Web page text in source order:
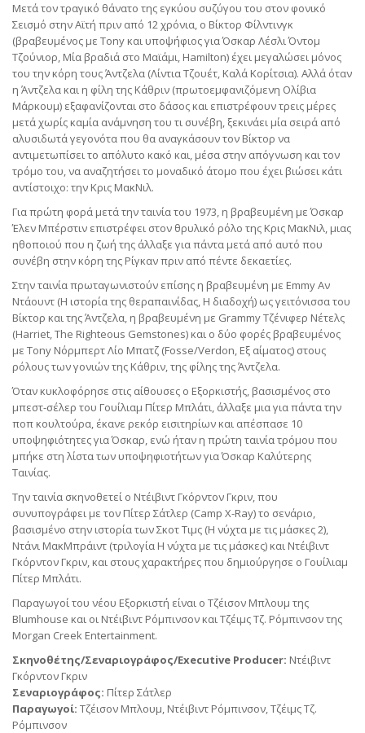
Μετά τον τραγικό θάνατο της εγκύου συζύγου του στον φονικό
Σεισμό στην Αϊτή πριν από 12 χρόνια, ο Βίκτορ Φίλντινγκ
(βραβευμένος με Tony και υποψήφιος για Όσκαρ Λέσλι Όντομ
Τζούνιορ, Μία βραδιά στο Μαϊάμι, Hamilton) έχει μεγαλώσει μόνος
του την κόρη τους Άντζελα (Λίντια Τζουέτ, Καλά Κορίτσια). Αλλά όταν
η Άντζελα και η φίλη της Κάθριν (πρωτοεμφανιζόμενη Ολίβια
Μάρκουμ) εξαφανίζονται στο δάσος και επιστρέφουν τρεις μέρες
μετά χωρίς καμία ανάμνηση του τι συνέβη, ξεκινάει μία σειρά από
αλυσιδωτά γεγονότα που θα αναγκάσουν τον Βίκτορ να
αντιμετωπίσει το απόλυτο κακό και, μέσα στην απόγνωση και τον
τρόμο του, να αναζητήσει το μοναδικό άτομο που έχει βιώσει κάτι
αντίστοιχο: την Κρις ΜακΝιλ.
Για πρώτη φορά μετά την ταινία του 1973, η βραβευμένη με Όσκαρ
Έλεν Μπέρστιν επιστρέφει στον θρυλικό ρόλο της Κρις ΜακΝιλ, μιας
ηθοποιού που η ζωή της άλλαξε για πάντα μετά από αυτό που
συνέβη στην κόρη της Ρίγκαν πριν από πέντε δεκαετίες.
Στην ταινία πρωταγωνιστούν επίσης η βραβευμένη με Emmy Αν
Ντάουντ (Η ιστορία της θεραπαινίδας, Η διαδοχή) ως γειτόνισσα του
Βίκτορ και της Άντζελα, η βραβευμένη με Grammy Τζένιφερ Νέτελς
(Harriet, The Righteous Gemstones) και ο δύο φορές βραβευμένος
με Tony Νόρμπερτ Λίο Μπατζ (Fosse/Verdon, Εξ αίματος) στους
ρόλους των γονιών της Κάθριν, της φίλης της Άντζελα.
Όταν κυκλοφόρησε στις αίθουσες ο Εξορκιστής, βασισμένος στο
μπεστ-σέλερ του Γουίλιαμ Πίτερ Μπλάτι, άλλαξε μια για πάντα την
ποπ κουλτούρα, έκανε ρεκόρ εισιτηρίων και απέσπασε 10
υποψηφιότητες για Όσκαρ, ενώ ήταν η πρώτη ταινία τρόμου που
μπήκε στη λίστα των υποψηφιοτήτων για Όσκαρ Καλύτερης
Ταινίας.
Την ταινία σκηνοθετεί ο Ντέιβιντ Γκόρντον Γκριν, που
συνυπογράφει με τον Πίτερ Σάτλερ (Camp X-Ray) το σενάριο,
βασισμένο στην ιστορία των Σκοτ Τιμς (Η νύχτα με τις μάσκες 2),
Ντάνι ΜακΜπράιντ (τριλογία Η νύχτα με τις μάσκες) και Ντέιβιντ
Γκόρντον Γκριν, και στους χαρακτήρες που δημιούργησε ο Γουίλιαμ
Πίτερ Μπλάτι.
Παραγωγοί του νέου Εξορκιστή είναι ο Τζέισον Μπλουμ της
Blumhouse και οι Ντέιβιντ Ρόμπινσον και Τζέιμς Τζ. Ρόμπινσον της
Morgan Creek Entertainment.
Σκηνοθέτης/Σεναριογράφος/Executive Producer: Ντέιβιντ
Γκόρντον Γκριν
Σεναριογράφος: Πίτερ Σάτλερ
Παραγωγοί: Τζέισον Μπλουμ, Ντέιβιντ Ρόμπινσον, Τζέιμς Τζ.
Ρόμπινσον